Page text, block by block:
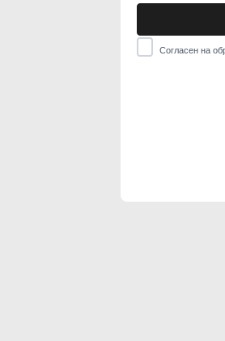
Согласен на